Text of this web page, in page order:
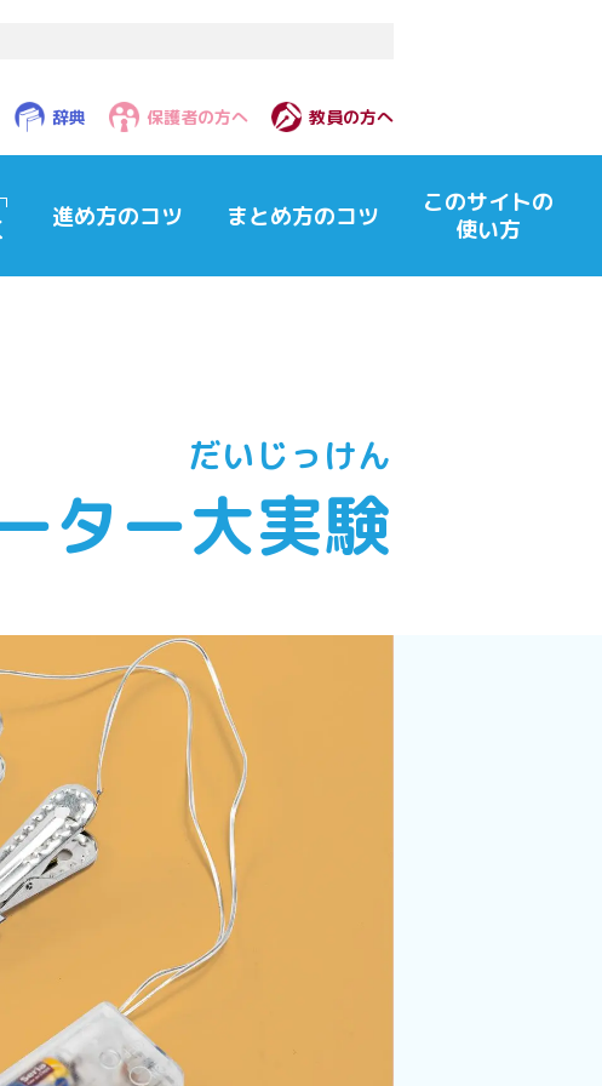
辞典 保護者の方へ 教員の方へ
進め方のコツ まとめ方のコツ
このサイトの
使い方
ター大実験
だいじっけん